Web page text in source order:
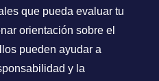
que pueda evaluar tu
orientación sobre el
pueden ayudar a
y la